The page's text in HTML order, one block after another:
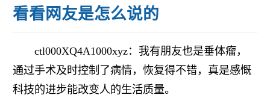
看看网友是怎么说的
ctl000XQ4A1000xyz：我有朋友也是垂体瘤，
通过手术及时控制了病情，恢复得不错，真是感慨
科技的进步能改变人的生活质量。